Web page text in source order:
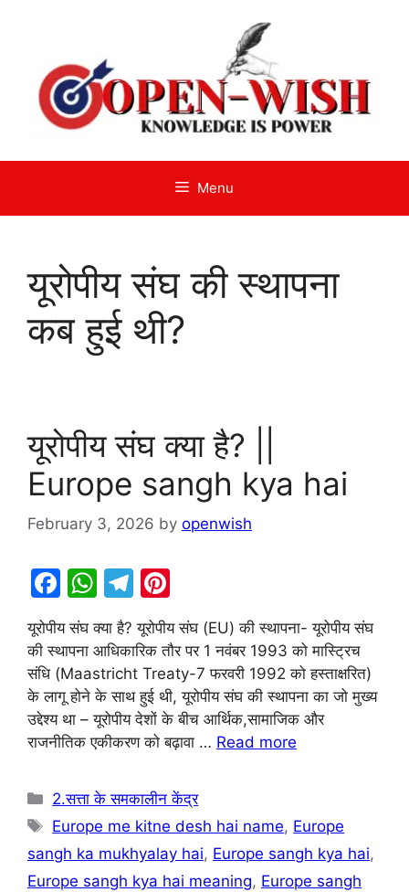
Menu
यूरोपीय संघ की स्थापना
कब हुई थी?
यूरोपीय संघ क्या है? ||
Europe sangh kya hai
February 3, 2026 by openwish
F
c
e
b
o
o
k
W
at
s
A
p
p
T
el
e
gr
a
m
nt
er
e
st
यूरोपीय संघ क्या है? यूरोपीय संघ (EU) की स्थापना- यूरोपीय संघ
की स्थापना आधिकारिक तौर पर 1 नवंबर 1993 को मास्ट्रिच
संधि (Maastricht Treaty-7 फरवरी 1992 को हस्ताक्षरित)
के लागू होने के साथ हुई थी, यूरोपीय संघ की स्थापना का जो मुख्य
उद्देश्य था – यूरोपीय देशों के बीच आर्थिक,सामाजिक और
राजनीतिक एकीकरण को बढ़ावा … Read more
Categories
2.सत्ता के समकालीन केंद्र
Tags
Europe me kitne desh hai name, Europe
sangh ka mukhyalay hai, Europe sangh kya hai,
Europe sangh kya hai meaning, Europe sangh